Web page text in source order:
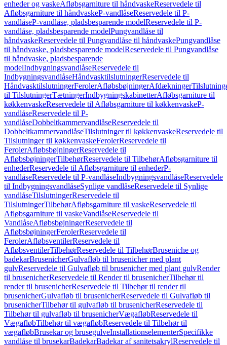
enheder og vaskeAfløbsgarniture til håndvaskeReservedele til
Afløbsgarniture til håndvaskeP-vandlåseReservedele til P-
vandlåseP-vandlåse, pladsbesparende modelReservedele til P-
vandlåse, pladsbesparende modelPungvandlåse til
håndvaskeReservedele til Pungvandlåse til håndvaskePungvandlåse
til håndvaske, pladsbesparende modelReservedele til Pungvandlåse
til håndvaske, pladsbesparende
modelIndbygningsvandlåseReservedele til
IndbygningsvandlåseHåndvasktilslutningerReservedele til
HåndvasktilslutningerFerolerAfløbsbøjningerAfdækninger
til TilslutningerTætningerIndbygningskabinetterAfløbsgarniture til
køkkenvaskeReservedele til Afløbsgarniture til køkkenvaskeP-
vandlåseReservedele til P-
vandlåseDobbeltkammervandlåseReservedele til
DobbeltkammervandlåseTilslutninger til køkkenvaskeReservedele til
Tilslutninger til køkkenvaskeFerolerReservedele til
FerolerAfløbsbøjningerReservedele til
AfløbsbøjningerTilbehørReservedele til TilbehørAfløbsgarniture til
enhederReservedele til Afløbsgarniture til enhederP-
vandlåseReservedele til P-vandlåseIndbygningsvandlåseReservedele
til IndbygningsvandlåseSynlige vandlåseReservedele til Synlige
vandlåseTilslutningerReservedele til
TilslutningerTilbehørAfløbsgarniture til vaskeReservedele til
Afløbsgarniture til vaskeVandlåseReservedele til
VandlåseAfløbsbøjningerReservedele til
AfløbsbøjningerFerolerReservedele til
FerolerAfløbsventilerReservedele til
AfløbsventilerTilbehørReservedele til TilbehørBruseniche og
badekarBrusenicherGulvafløb til brusenicher med plant
gulvReservedele til Gulvafløb til brusenicher med plant gulvRender
til brusenicherReservedele til Render til brusenicherTilbehør til
render til brusenicherReservedele til Tilbehør til render til
brusenicherGulvafløb til brusenicherReservedele til Gulvafløb til
brusenicherTilbehør til gulvafløb til brusenicherReservedele til
Tilbehør til gulvafløb til brusenicherVægafløbReservedele til
VægafløbTilbehør til vægafløbReservedele til Tilbehør til
vægafløbBrusekar og brusegulveInstallationselementerSpecifikke
vandlåse til brusekarBadekarBadekar af sanitetsakrylReservedele til